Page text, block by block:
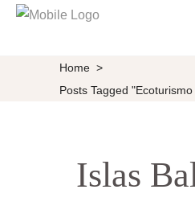
Home >
Posts Tagged
Islas